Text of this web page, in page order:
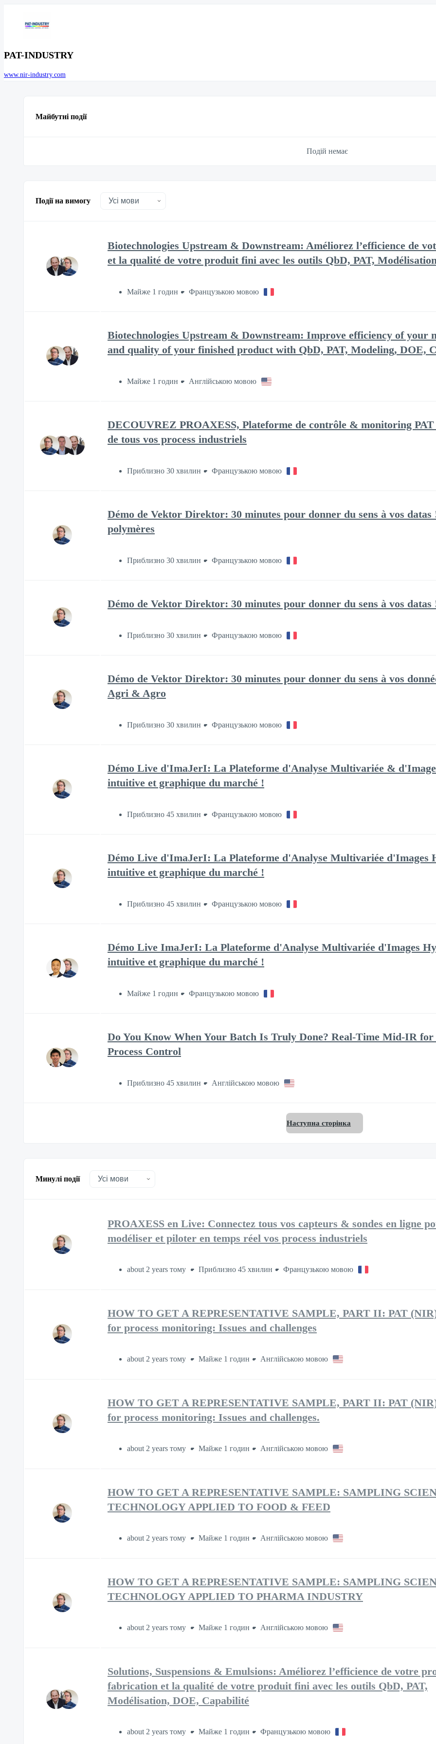
PAT-INDUSTRY
www.nir-industry.com
Майбутні події
Подій немає
Події на вимогу
Biotechnologies Upstream & Downstream: Améliorez l’efficience de
et la qualité de votre produit fini avec les outils QbD, PAT,
Майже 1 годин Французькою мовою
Biotechnologies Upstream & Downstream: Improve efficiency of your
and quality of your finished product with QbD, PAT, Modeling, DOE,
Майже 1 годин Англійською мовою
DECOUVREZ PROAXESS, Plateforme de contrôle & monitoring
de tous vos process industriels
Приблизно 30 хвилин Французькою мовою
Démo de Vektor Direktor: 30 minutes pour donner du sens à vos
polymères
Приблизно 30 хвилин Французькою мовою
Démo de Vektor Direktor: 30 minutes pour donner du sens à vos datas
Приблизно 30 хвилин Французькою мовою
Démo de Vektor Direktor: 30 minutes pour donner du sens à vos
Agri & Agro
Приблизно 30 хвилин Французькою мовою
Démo Live d'ImaJerI: La Plateforme d'Analyse Multivariée &
intuitive et graphique du marché !
Приблизно 45 хвилин Французькою мовою
Démo Live d'ImaJerI: La Plateforme d'Analyse Multivariée d'Images
intuitive et graphique du marché !
Приблизно 45 хвилин Французькою мовою
Démo Live ImaJerI: La Plateforme d'Analyse Multivariée d'Images
intuitive et graphique du marché !
Майже 1 годин Французькою мовою
Do You Know When Your Batch Is Truly Done? Real-Time Mid-IR
Process Control
Приблизно 45 хвилин Англійською мовою
Наступна сторінка
Минулі події
PROAXESS en Live: Connectez tous vos capteurs & sondes en ligne
modéliser et piloter en temps réel vos process industriels
about 2 years тому Приблизно 45 хвилин Французькою мовою
HOW TO GET A REPRESENTATIVE SAMPLE, PART II: PAT
for process monitoring: Issues and challenges
about 2 years тому Майже 1 годин Англійською мовою
HOW TO GET A REPRESENTATIVE SAMPLE, PART II: PAT
for process monitoring: Issues and challenges.
about 2 years тому Майже 1 годин Англійською мовою
HOW TO GET A REPRESENTATIVE SAMPLE: SAMPLING
TECHNOLOGY APPLIED TO FOOD & FEED
about 2 years тому Майже 1 годин Англійською мовою
HOW TO GET A REPRESENTATIVE SAMPLE: SAMPLING
TECHNOLOGY APPLIED TO PHARMA INDUSTRY
about 2 years тому Майже 1 годин Англійською мовою
Solutions, Suspensions & Emulsions: Améliorez l’efficience de votre
fabrication et la qualité de votre produit fini avec les outils QbD, PAT,
Modélisation, DOE, Capabilité
about 2 years тому Майже 1 годин Французькою мовою